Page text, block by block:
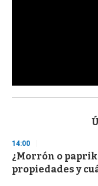
s
d
s
o
f
14:00
¿Morrón o
propiedades y